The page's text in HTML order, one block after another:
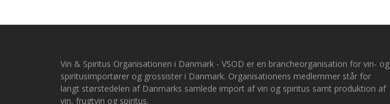
Vin & Spiritus Organisationen i Danmark - VSOD er en brancheorganisation for vin- og
spiritusimportører og grossister i Danmark. Organisationens medlemmer står for
langt størstedelen af Danmarks samlede import af vin og spiritus samt produktion af
vin, frugtvin og spiritus.